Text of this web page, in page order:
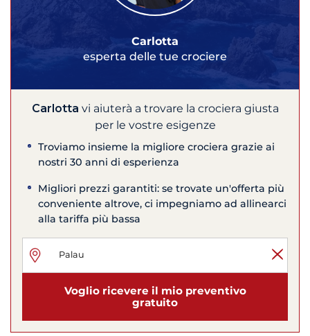
Carlotta
esperta delle tue crociere
Carlotta vi aiuterà a trovare la crociera giusta
per le vostre esigenze
Troviamo insieme la migliore crociera grazie ai
nostri 30 anni di esperienza
Migliori prezzi garantiti: se trovate un'offerta più
conveniente altrove, ci impegniamo ad allinearci
alla tariffa più bassa
Voglio ricevere il mio preventivo
gratuito